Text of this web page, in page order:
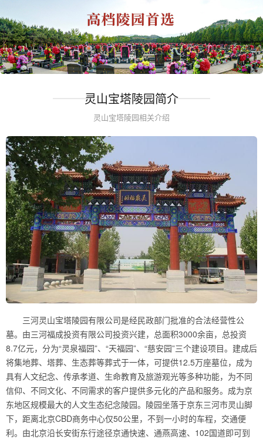
灵山宝塔陵园简介
灵山宝塔陵园相关介绍
三河灵山宝塔陵园有限公司是经民政部门批准的合法经营性公
墓。由三河福成投资有限公司投资兴建，总面积3000余亩，总投资
8.7亿元，分为“灵泉福园”、“天福园”、“慈安园”三个建设项目。建成后
将集地葬、塔葬、生态葬等葬式于一体，可提供12.5万座墓位，成为
具有人文纪念、传承孝道、生命教育及旅游观光等多种功能，为不同
信仰、不同文化、不同需求的客户提供多元化的产品和服务。成为京
东地区规模最大的人文生态纪念陵园。陵园坐落于京东三河市灵山脚
下，距离北京CBD商务中心仅50公里，不到一小时的车程，交通便
利。由北京沿长安街东行途径京通快速、通燕高速、102国道即可到